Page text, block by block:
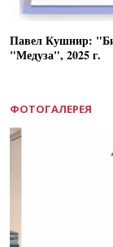
Павел Кушнир:
"Медуза", 2025 г.
ФОТОГАЛЕРЕЯ